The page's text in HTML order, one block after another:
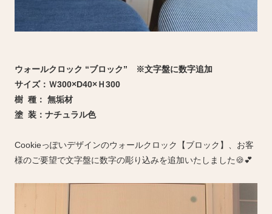
ウォールクロック “ブロック” ※文字盤に数字追加
サイズ：Ｗ300×D40×Ｈ300
樹 種： 無垢材
塗 装：ナチュラル色
Cookieっぽいデザインのウォールクロック【ブロック】、お客
様のご要望で文字盤に数字の彫り込みを追加いたしました🍪💕